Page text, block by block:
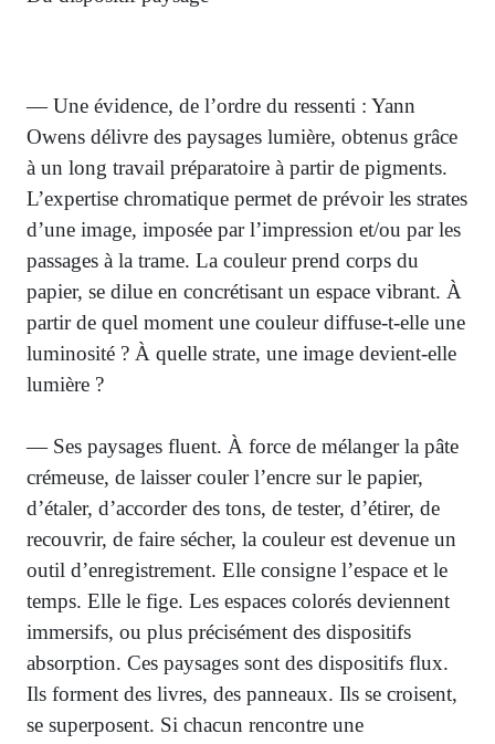
— Une évidence, de l’ordre du ressenti : Yann
Owens délivre des paysages lumière, obtenus grâce
à un long travail préparatoire à partir de pigments.
L’expertise chromatique permet de prévoir les strates
d’une image, imposée par l’impression et/ou par les
passages à la trame. La couleur prend corps du
papier, se dilue en concrétisant un espace vibrant. À
partir de quel moment une couleur diffuse-t-elle une
luminosité ? À quelle strate, une image devient-elle
lumière ?
— Ses paysages fluent. À force de mélanger la pâte
crémeuse, de laisser couler l’encre sur le papier,
d’étaler, d’accorder des tons, de tester, d’étirer, de
recouvrir, de faire sécher, la couleur est devenue un
outil d’enregistrement. Elle consigne l’espace et le
temps. Elle le fige. Les espaces colorés deviennent
immersifs, ou plus précisément des dispositifs
absorption. Ces paysages sont des dispositifs flux.
Ils forment des livres, des panneaux. Ils se croisent,
se superposent. Si chacun rencontre une